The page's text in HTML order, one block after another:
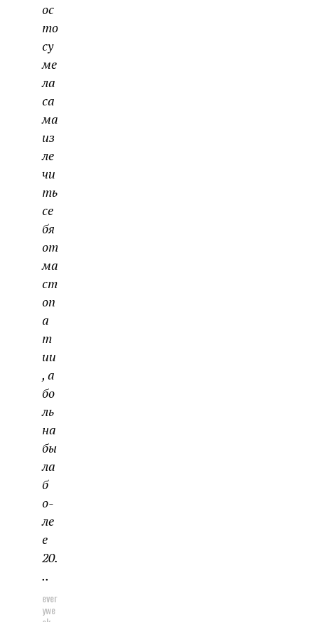
ос
то
су
ме
ла
са
ма
из
ле
чи
ть
се
бя
от
ма
ст
оп
а
т
ии
, а
бо
ль
на
бы
ла
б
о­
ле
е
20.
..
ever
ywe